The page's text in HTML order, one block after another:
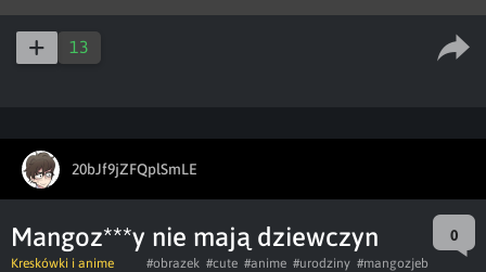
13
20bJf9jZFQplSmLE
Mangoz***y nie mają dziewczyn 0
Kreskówki i anime #obrazek #cute #anime #urodziny #mangozjeb